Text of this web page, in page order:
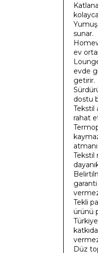
sunar.
ev
evde
getirir.
dostu
Tekstil
rahat
Tekstil
Tekli
ürünü
Düz